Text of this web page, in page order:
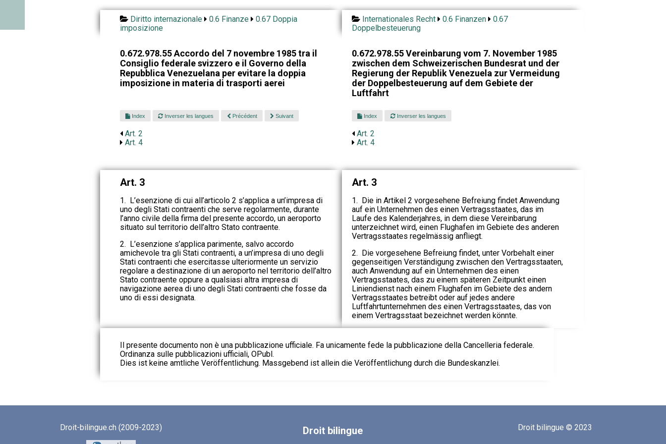
Diritto internazionale 0.6 Finanze
0.67 Doppia
imposizione
Internationales Recht 0.6 Finanzen
0.67
Doppelbesteuerung
0.672.978.55 Accordo del 7 novembre 1985 tra il
Consiglio federale svizzero e il Governo della
Repubblica Venezuelana per evitare la doppia
imposizione in materia di trasporti aerei
0.672.978.55 Vereinbarung vom 7. November 1985
zwischen dem Schweizerischen Bundesrat und der
Regierung der Republik Venezuela zur Vermeidung
der Doppelbesteuerung auf dem Gebiete der
Luftfahrt
Index Inverser les langues Précédent Suivant
Art. 2
Art. 4
Index Inverser les langues
Art. 2
Art. 4
Art. 3
1. L’esenzione di cui all’articolo 2 s’applica a un’impresa di
uno degli Stati contraenti che serve regolarmente, durante
l’anno civile della firma del presente accordo, un aeroporto
situato sul territorio dell’altro Stato contraente.
2. L’esenzione s’applica parimente, salvo accordo
amichevole tra gli Stati contraenti, a un’impresa di uno degli
Stati contraenti che esercitasse ulteriormente un servizio
regolare a destinazione di un aeroporto nel territorio dell’altro
Stato contraente oppure a qualsiasi altra impresa di
navigazione aerea di uno degli Stati contraenti che fosse da
uno di essi designata.
Art. 3
1. Die in Artikel 2 vorgesehene Befreiung findet Anwendung
auf ein Unternehmen des einen Vertragsstaates, das im
Laufe des Kalenderjahres, in dem diese Vereinbarung
unterzeichnet wird, einen Flughafen im Gebiete des anderen
Vertragsstaates regelmässig anfliegt.
2. Die vorgesehene Befreiung findet, unter Vorbehalt einer
gegenseitigen Verständigung zwischen den Vertragsstaaten,
auch Anwendung auf ein Unternehmen des einen
Vertragsstaates, das zu einem späteren Zeitpunkt einen
Liniendienst nach einem Flughafen im Gebiete des andern
Vertragsstaates betreibt oder auf jedes andere
Luftfahrtunternehmen des einen Vertragsstaates, das von
einem Vertragsstaat bezeichnet werden könnte.
Il presente documento non è una pubblicazione ufficiale. Fa unicamente fede la pubblicazione della Cancelleria federale.
Ordinanza sulle pubblicazioni ufficiali, OPubl.
Dies ist keine amtliche Veröffentlichung. Massgebend ist allein die Veröffentlichung durch die Bundeskanzlei.
Droit-bilingue.ch (2009-2023) Droit bilingue Droit bilingue © 2023